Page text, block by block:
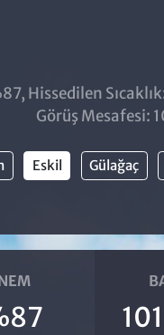
Hissedilen
Görüş Mesafesi:
Eskil Gülağaç